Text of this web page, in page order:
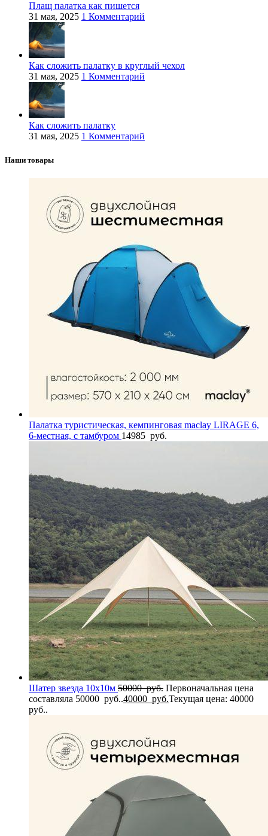
Плащ палатка как пишется
31 мая, 2025 1 Комментарий
Как сложить палатку в круглый чехол
31 мая, 2025 1 Комментарий
Как сложить палатку
31 мая, 2025 1 Комментарий
Наши товары
Палатка туристическая, кемпинговая maclay LIRAGE 6,
6-местная, с тамбуром 14985 руб.
Шатер звезда 10х10м 50000руб. Первоначальная цена
составляла 50000 руб..40000 руб.Текущая цена: 40000
руб..